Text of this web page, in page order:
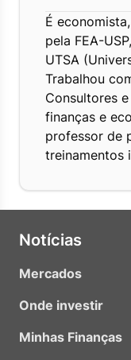
É
pela FEA-
UTSA
Trabalhou
Consultores
finanças e
professor de
treinamentos
Notícias
Mercados
Onde investir
Minhas Finanças